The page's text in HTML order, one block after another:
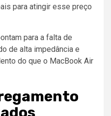
para atingir esse preço
para a falta de
de alta impedância e
do que o MacBook Air